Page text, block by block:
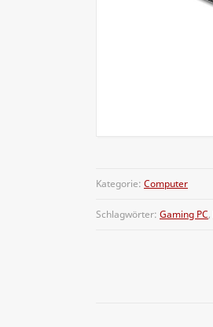
Kategorie: Computer
Schlagwörter: Gaming PC,